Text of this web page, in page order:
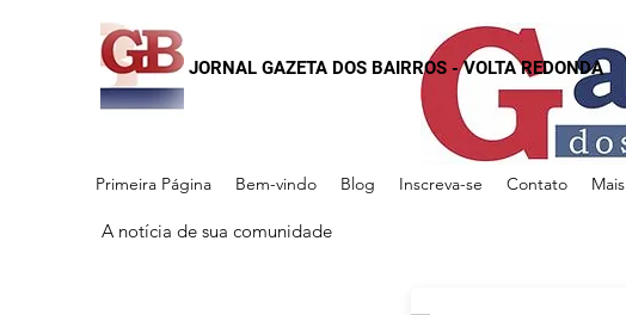
JORNAL GAZETA DOS BAIRROS - VOLTA REDONDA
Primeira Página Bem-vindo Blog Inscreva-se Contato Mais
A notícia de sua comunidade